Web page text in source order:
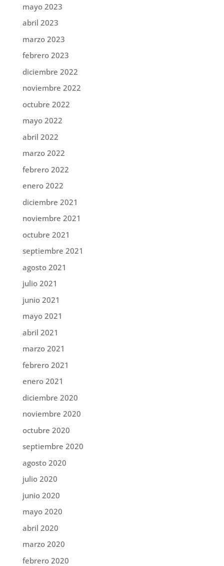
mayo 2023
abril 2023
marzo 2023
febrero 2023
diciembre 2022
noviembre 2022
octubre 2022
mayo 2022
abril 2022
marzo 2022
febrero 2022
enero 2022
diciembre 2021
noviembre 2021
octubre 2021
septiembre 2021
agosto 2021
julio 2021
junio 2021
mayo 2021
abril 2021
marzo 2021
febrero 2021
enero 2021
diciembre 2020
noviembre 2020
octubre 2020
septiembre 2020
agosto 2020
julio 2020
junio 2020
mayo 2020
abril 2020
marzo 2020
febrero 2020